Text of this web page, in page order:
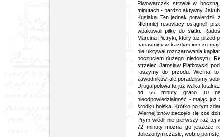
Piwowarczyk strzelał w
minutach - bardzo aktywny
Kusiaka. Ten jednak
Niemniej resoviacy osiągnęli
wpakowali piłkę do siatki.
Marcina Pietryki, który tuż przed
napastnicy w każdym meczu
nie ukrywał rozczarowania
poczuciem dużego niedosytu.
strzelec Jarosław Piątkowski
ruszymy do przodu. Wierna
zawodników, ale poradziliśmy
Druga połowa to już walka
od 66 minuty grano 10 na
nieodpowiedzialność - mając już
środku boiska. Krótko po tym
Wiernej znów zaczęło się coś
Prym wiódł, nie pierwszy raz tej
72 minuty można go jeszcze
doliczonym czasie, woła o